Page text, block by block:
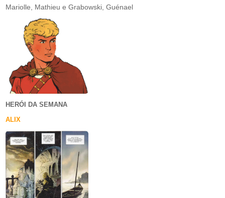
Mariolle, Mathieu e Grabowski, Guénael
HERÓI DA SEMANA
ALIX